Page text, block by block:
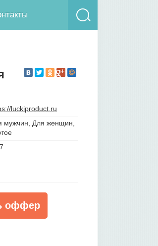
luckiproduct.ru
мужчин, Для женщин,
оффер